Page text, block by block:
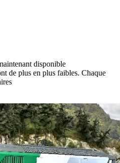
disponible
de plus en plus faibles. Chaque